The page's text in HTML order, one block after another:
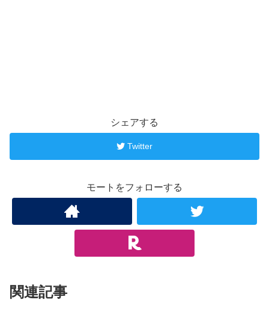
シェアする
Twitter
モートをフォローする
関連記事